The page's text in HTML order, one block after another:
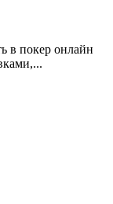
в покер онлайн